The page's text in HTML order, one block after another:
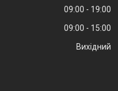
09:00
19:00
09:00
15:00
Вихідний